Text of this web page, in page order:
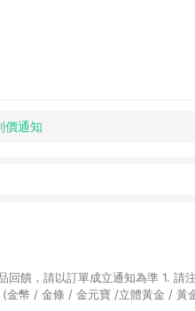
價通知
成立通知為準 1. 請注意以下品類商品
幣 / 金條 / 金元寶 /立體黃金 / 黃